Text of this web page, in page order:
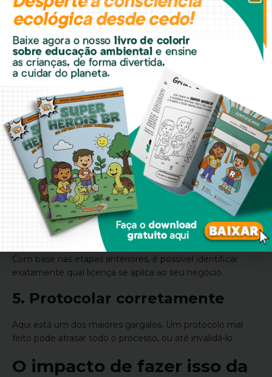
da atividade
Tudo começa aqui. Cada atividade empresarial possui uma
classificação específica dentro da legislação ambiental.
2. Avaliar o potencial poluidor
Nem toda empresa tem o mesmo nível de impacto. Esse
fator define o tipo de exigência e o rigor do licenciamento.
3. Analisar a legislação
municipal e estadual
As regras variam conforme a localização da empresa, o
que torna essa etapa crítica para evitar inconsistências.
4. Definir a licença obrigatória
Com base nas etapas anteriores, é possível identificar
exatamente qual licença se aplica ao seu negócio.
5. Protocolar corretamente
Aqui está um dos maiores gargalos. Um protocolo mal
feito pode atrasar todo o processo, ou até invalidá-lo.
O impacto de fazer isso da